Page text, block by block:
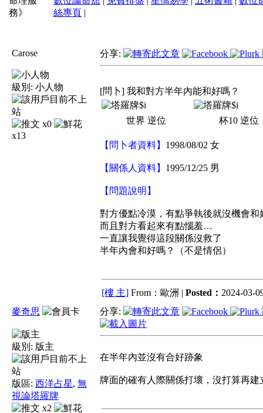
務》
絲專頁 |
Carose
級別: 小人物
x0
x13
分享:
[問卜] 我和對方半年內能和好嗎？
世界 逆位 杯10 逆位
【問卜者資料】 1998/08/02 女
【關係人資料】 1995/12/25 男
【問題說明】
對方優點冷漠，有點爭執後就沒機會和
而且對方看起來有點惱羞…
一直讓我覺得這段關係沒救了
半年內會和好嗎？（不是情侶）
[樓 主] From：歐洲 | Posted： 2024-03-
麥奇思
級別: 版主
版區: 西洋占星, 無
視論塔羅牌
x2
分享:
在半年內並沒有合好跡象
牌面的確有人際關係打壞，沒打算再建